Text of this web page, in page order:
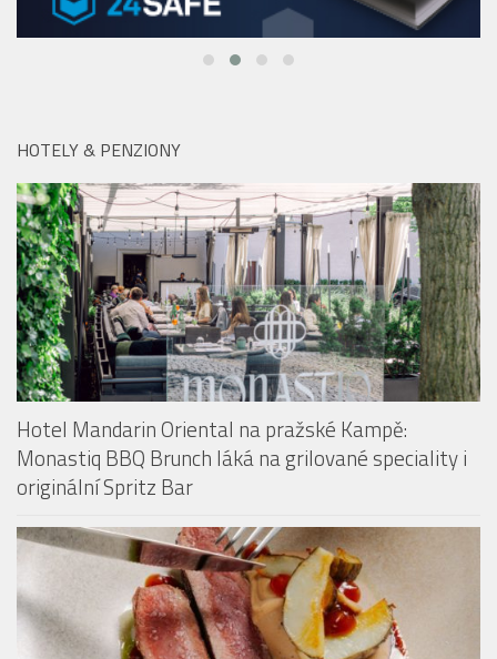
HOTELY & PENZIONY
Hotel Mandarin Oriental na pražské Kampě:
Monastiq BBQ Brunch láká na grilované speciality i
originální Spritz Bar